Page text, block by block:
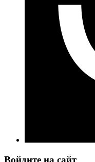
Войдите на сайт